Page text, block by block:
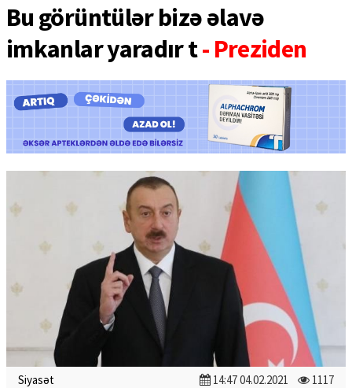
Bu görüntülər bizə əlavə
imkanlar yaradır t- Preziden
Siyasət 14:47 04.02.2021 1117